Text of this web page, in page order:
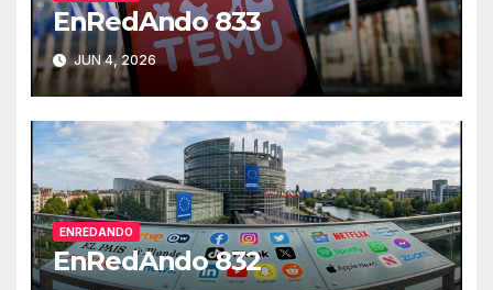
EnRedAndo 833
JUN 4, 2026
ENREDANDO
EnRedAndo 832